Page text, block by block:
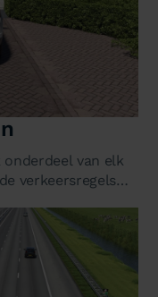
onderdeel van elk
verkeersregels